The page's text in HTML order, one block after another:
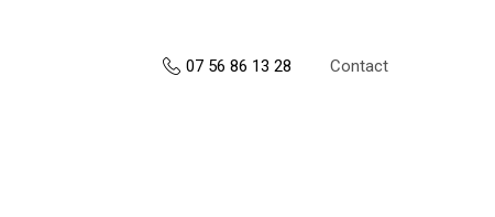
07 56 86 13 28 Contact